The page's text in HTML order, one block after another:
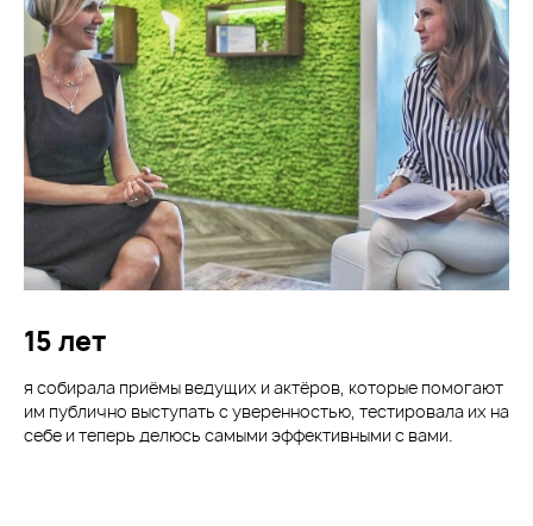
15 лет
я собирала приёмы ведущих и актёров, которые помогают
им публично выступать с уверенностью, тестировала их на
себе и теперь делюсь самыми эффективными с вами.